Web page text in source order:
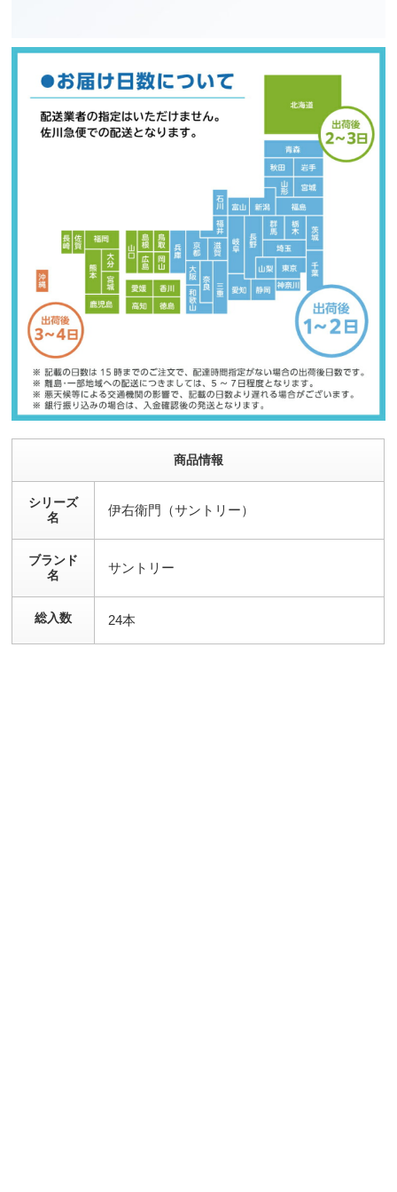
商品情報
シリーズ
名
伊右衛門（サントリー）
ブランド
名
サントリー
総入数 24本